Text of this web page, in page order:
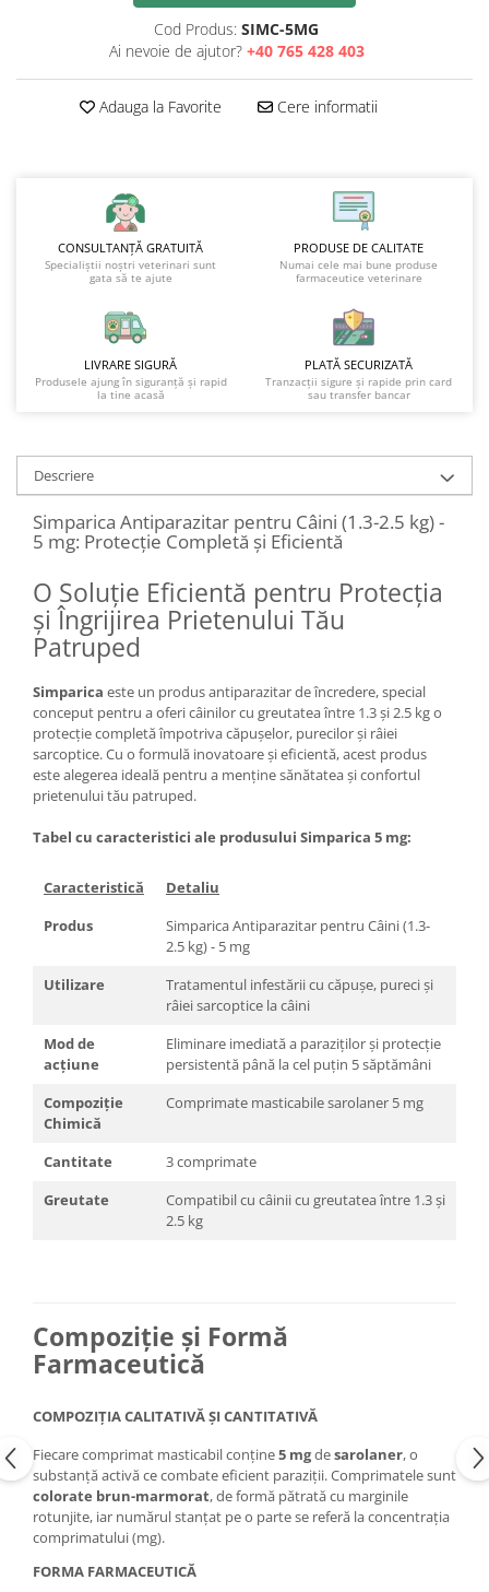
Cod Produs: SIMC-5MG
Ai nevoie de ajutor? +40 765 428 403
Adauga la Favorite Cere informatii
CONSULTANȚĂ GRATUITĂ
Specialiștii noștri veterinari sunt
gata să te ajute
PRODUSE DE CALITATE
Numai cele mai bune produse
farmaceutice veterinare
LIVRARE SIGURĂ
Produsele ajung în siguranță și rapid
la tine acasă
PLATĂ SECURIZATĂ
Tranzacții sigure și rapide prin card
sau transfer bancar
Descriere
Simparica Antiparazitar pentru Câini (1.3-2.5 kg) -
5 mg: Protecție Completă și Eficientă
O Soluție Eficientă pentru Protecția
și Îngrijirea Prietenului Tău
Patruped
Simparica este un produs antiparazitar de încredere, special
conceput pentru a oferi câinilor cu greutatea între 1.3 și 2.5 kg o
protecție completă împotriva căpușelor, purecilor și râiei
sarcoptice. Cu o formulă inovatoare și eficientă, acest produs
este alegerea ideală pentru a menține sănătatea și confortul
prietenului tău patruped.
Tabel cu caracteristici ale produsului Simparica 5 mg:
Caracteristică
Detaliu
Produs
Simparica Antiparazitar pentru Câini (1.3-
2.5 kg) - 5 mg
Utilizare
Tratamentul infestării cu căpușe, pureci și
râiei sarcoptice la câini
Mod de
acțiune
Eliminare imediată a paraziților și protecție
persistentă până la cel puțin 5 săptămâni
Compoziție
Chimică
Comprimate masticabile sarolaner 5 mg
Cantitate
3 comprimate
Greutate
Compatibil cu câinii cu greutatea între 1.3 și
2.5 kg
Compoziție și Formă
Farmaceutică
COMPOZIŢIA CALITATIVĂ ŞI CANTITATIVĂ
Fiecare comprimat masticabil conține5 mgdesarolaner, o
substanță activă ce combate eficient paraziții. Comprimatele sunt
colorate brun-marmorat, de formă pătrată cu marginile
rotunjite, iar numărul stanțat pe o parte se referă la concentrația
comprimatului (mg).
FORMA FARMACEUTICĂ